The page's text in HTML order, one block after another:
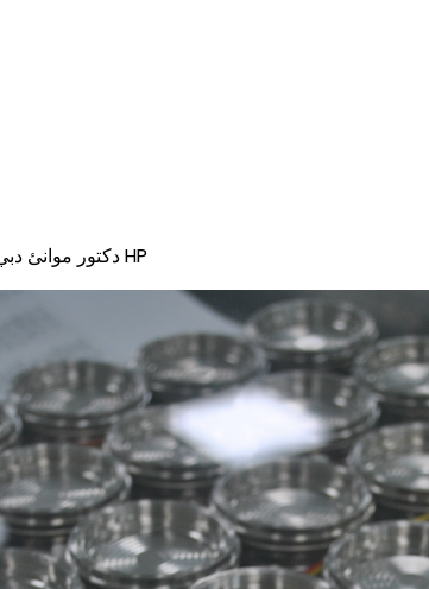
حد الضغط الزائد: ا ف ب جي بي 13.8Mpa دكتور موانئ دبي HP